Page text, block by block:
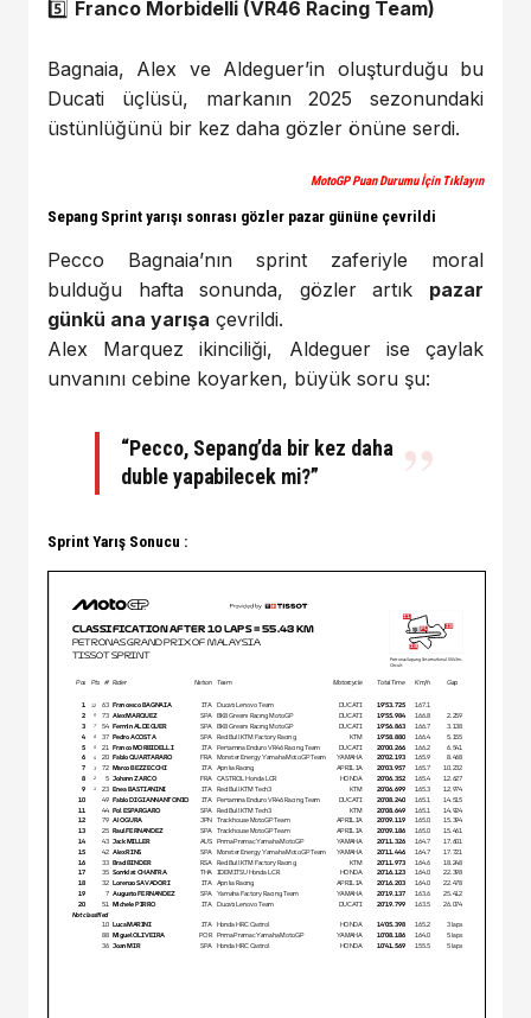
5️⃣ Franco Morbidelli (VR46 Racing Team)
Bagnaia, Alex ve Aldeguer’in oluşturduğu bu
Ducati üçlüsü, markanın 2025 sezonundaki
üstünlüğünü bir kez daha gözler önüne serdi.
MotoGP Puan Durumu İçin Tıklayın
Sepang Sprint yarışı sonrası gözler pazar gününe çevrildi
Pecco Bagnaia’nın sprint zaferiyle moral
bulduğu hafta sonunda, gözler artık pazar
günkü ana yarışa çevrildi.
Alex Marquez ikinciliği, Aldeguer ise çaylak
unvanını cebine koyarken, büyük soru şu:
“Pecco, Sepang’da bir kez daha
duble yapabilecek mi?”
Sprint Yarış Sonucu :